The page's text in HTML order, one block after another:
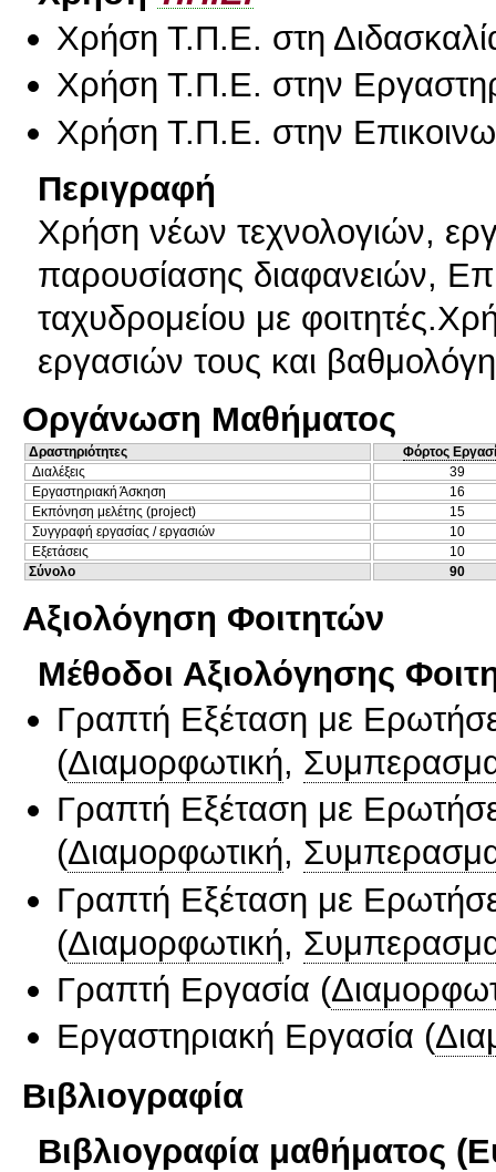
Χρήση Τ.Π.Ε. στη
Χρήση Τ.Π.Ε. στην
Χρήση Τ.Π.Ε. στην
Περιγραφή
Χρήση νέων τεχνολογιών,
παρουσίασης διαφανειών,
ταχυδρομείου με
εργασιών τους και
Οργάνωση Μαθήματος
Δραστηριότητες
Φόρτος
Διαλέξεις
39
Εργαστηριακή Άσκηση
16
Εκπόνηση μελέτης (project)
15
Συγγραφή εργασίας / εργασιών
10
Εξετάσεις
10
Σύνολο
90
Αξιολόγηση Φοιτητών
Μέθοδοι Αξιολόγησης
Γραπτή Εξέταση με
(Διαμορφωτική,
Γραπτή Εξέταση με
(Διαμορφωτική,
Γραπτή Εξέταση με
(Διαμορφωτική,
Γραπτή Εργασία (
Εργαστηριακή Εργασία (
Βιβλιογραφία
Βιβλιογραφία μαθήματος